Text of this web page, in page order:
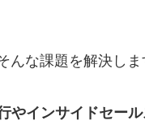
んな課題を解決しま
やインサイドセー